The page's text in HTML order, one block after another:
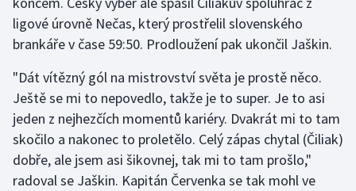
ligové úrovně Nečas, který prostřelil slovenského
brankáře v čase 59:50. Prodloužení pak ukončil Jaškin.
"Dát vítězný gól na mistrovství světa je prostě něco.
Ještě se mi to nepovedlo, takže je to super. Je to asi
jeden z nejhezčích momentů kariéry. Dvakrát mi to tam
skočilo a nakonec to proletělo. Celý zápas chytal (Čiliak)
dobře, ale jsem asi šikovnej, tak mi to tam prošlo,"
radoval se Jaškin. Kapitán Červenka se tak mohl ve